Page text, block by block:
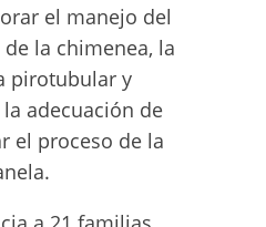
el manejo del
la chimenea, la
pirotubular y
adecuación de
el proceso de la